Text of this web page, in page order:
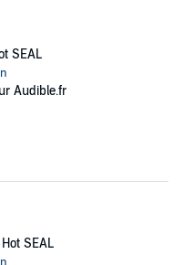
SEAL
Audible.fr
SEAL